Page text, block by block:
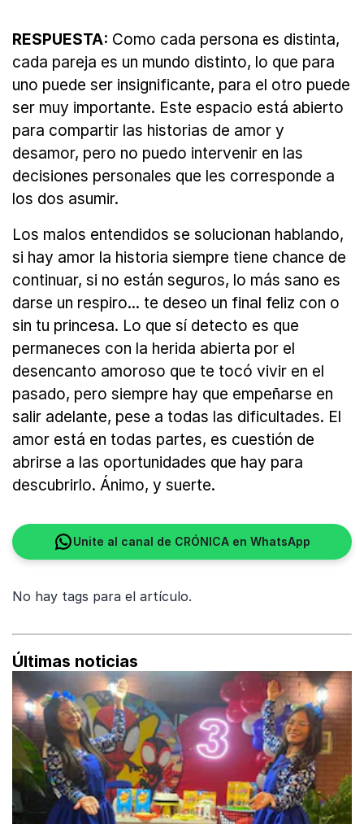
RESPUESTA: Como cada persona es distinta,
cada pareja es un mundo distinto, lo que para
uno puede ser insignificante, para el otro puede
ser muy importante. Este espacio está abierto
para compartir las historias de amor y
desamor, pero no puedo intervenir en las
decisiones personales que les corresponde a
los dos asumir.
Los malos entendidos se solucionan hablando,
si hay amor la historia siempre tiene chance de
continuar, si no están seguros, lo más sano es
darse un respiro... te deseo un final feliz con o
sin tu princesa. Lo que sí detecto es que
permaneces con la herida abierta por el
desencanto amoroso que te tocó vivir en el
pasado, pero siempre hay que empeñarse en
salir adelante, pese a todas las dificultades. El
amor está en todas partes, es cuestión de
abrirse a las oportunidades que hay para
descubrirlo. Ánimo, y suerte.
Unite al canal de CRÓNICA en WhatsApp
No hay tags para el artículo.
Últimas noticias